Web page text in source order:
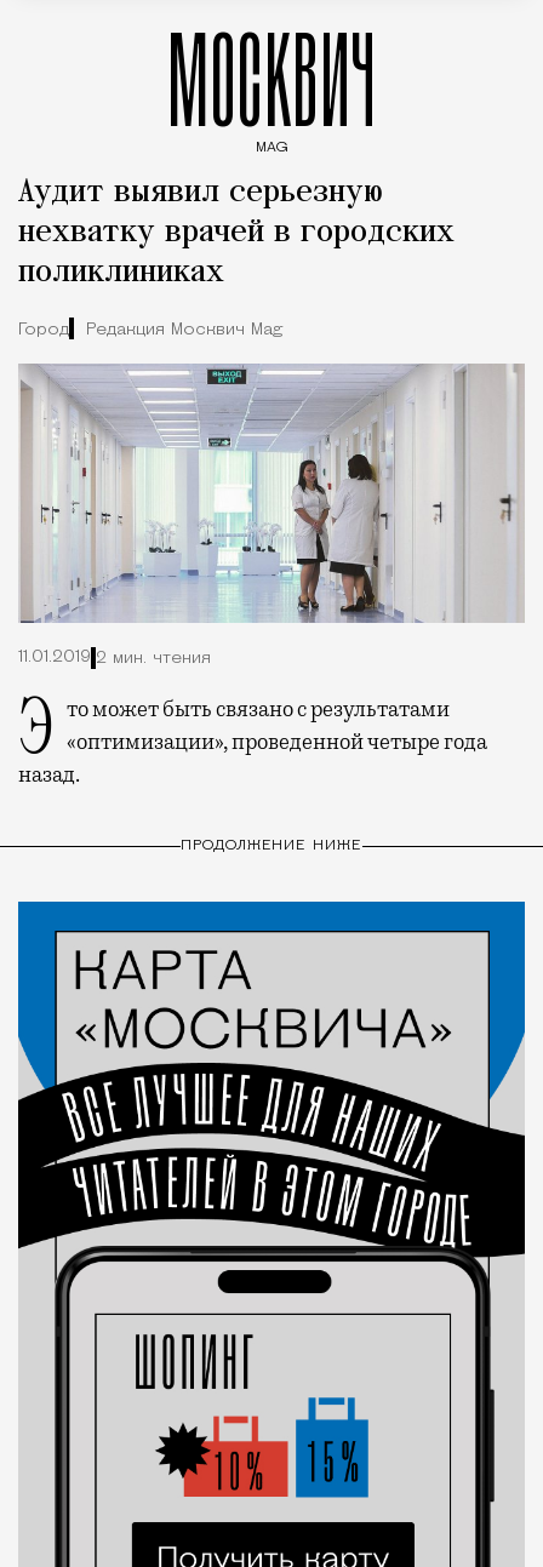
МОСКВИЧ
MAG
Аудит выявил серьезную
нехватку врачей в городских
поликлиниках
Город Редакция Москвич Mag
11.01.2019 2 мин. чтения
Это может быть связано с результатами «оптимизации», проведенной четыре года
назад.
ПРОДОЛЖЕНИЕ НИЖЕ